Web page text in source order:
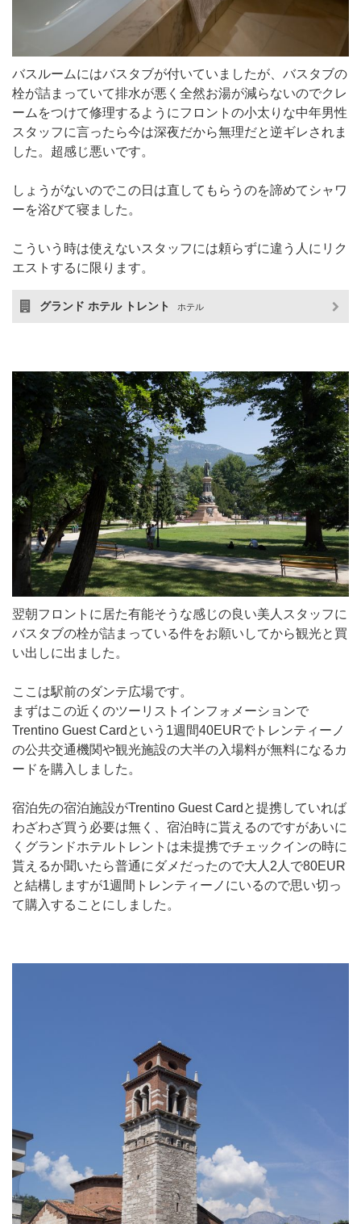
バスルームにはバスタブが付いていましたが、バスタブの
栓が詰まっていて排水が悪く全然お湯が減らないのでクレ
ームをつけて修理するようにフロントの小太りな中年男性
スタッフに言ったら今は深夜だから無理だと逆ギレされま
した。超感じ悪いです。
しょうがないのでこの日は直してもらうのを諦めてシャワ
ーを浴びて寝ました。
こういう時は使えないスタッフには頼らずに違う人にリク
エストするに限ります。
グランド ホテル トレント ホテル
翌朝フロントに居た有能そうな感じの良い美人スタッフに
バスタブの栓が詰まっている件をお願いしてから観光と買
い出しに出ました。
ここは駅前のダンテ広場です。
まずはこの近くのツーリストインフォメーションで
Trentino Guest Cardという1週間40EURでトレンティーノ
の公共交通機関や観光施設の大半の入場料が無料になるカ
ードを購入しました。
宿泊先の宿泊施設がTrentino Guest Cardと提携していれば
わざわざ買う必要は無く、宿泊時に貰えるのですがあいに
くグランドホテルトレントは未提携でチェックインの時に
貰えるか聞いたら普通にダメだったので大人2人で80EUR
と結構しますが1週間トレンティーノにいるので思い切っ
て購入することにしました。